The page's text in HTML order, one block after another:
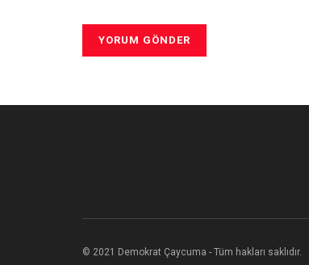
© 2021 Demokrat Çaycuma - Tüm hakları saklıdır.